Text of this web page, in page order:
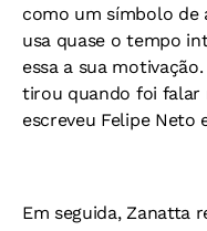
como um símbolo de
usa quase o tempo
essa a sua
tirou quando foi falar
escreveu Felipe Neto
Em seguida, Zanatta